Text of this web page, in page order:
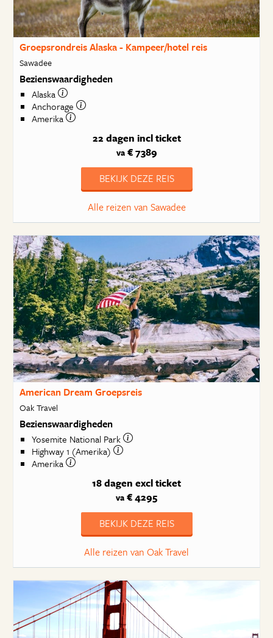
Groepsrondreis Alaska - Kampeer/hotel reis
Sawadee
Bezienswaardigheden
Alaska
Anchorage
Amerika
22 dagen incl ticket
va€ 7389
BEKIJK DEZE REIS
Alle reizen van Sawadee
American Dream Groepsreis
Oak Travel
Bezienswaardigheden
Yosemite National Park
Highway 1 (Amerika)
Amerika
18 dagen excl ticket
va € 4295
BEKIJK DEZE REIS
Alle reizen van Oak Travel